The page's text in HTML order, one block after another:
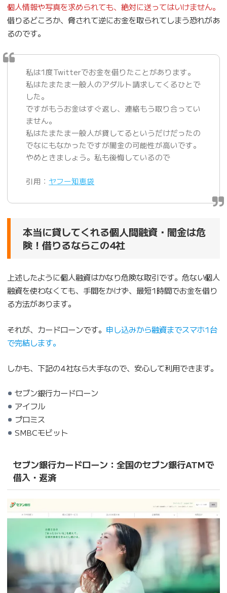
個人情報や写真を求められても、絶対に送ってはいけません。
借りるどころか、脅されて逆にお金を取られてしまう恐れがあ
るのです。
私は1度Twitterでお金を借りたことがあります。
私はたまたま一般人のアダルト請求してくるひとで
した。
ですがもうお金はすぐ返し、連絡もう取り合ってい
ません。
私はたまたま一般人が貸してるというだけだったの
でなにもなかったですが闇金の可能性が高いです。
やめときましょう。私も後悔しているので
引用： ヤフー知恵袋
本当に貸してくれる個人間融資・闇金は危
険！借りるならこの4社
上述したように個人融資はかなり危険な取引です。危ない個人
融資を使わなくても、手間をかけず、最短1時間でお金を借り
る方法があります。
それが、カードローンです。 申し込みから融資までスマホ1台
で完結します。
しかも、下記の4社なら大手なので、安心して利用できます。
セブン銀行カードローン
アイフル
プロミス
SMBCモビット
セブン銀行カードローン：全国のセブン銀行ATMで
借入・返済